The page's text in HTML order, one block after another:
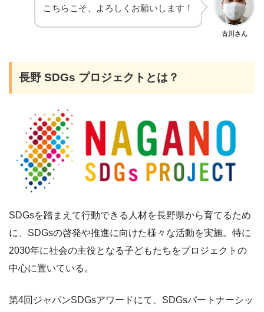
古川さん
こちらこそ、よろしくお願いします！
長野 SDGs プロジェクトとは？
SDGsを踏まえて行動できる人材を長野県から育てるため
に、SDGsの啓発や推進に向けた様々な活動を実施。特に
2030年に社会の主役となる子どもたちをプロジェクトの
中心に置いている。
第4回ジャパンSDGsアワードにて、SDGsパートナーシッ